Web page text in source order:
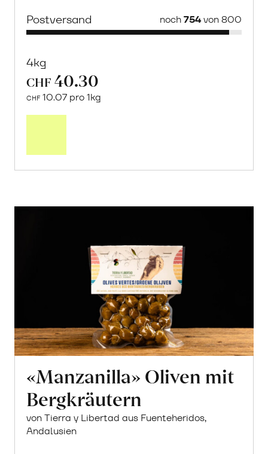
Postversand noch754von 800
4kg
CHF 40.30
CHF 10.07 pro 1kg
Post
«Manzanilla» Oliven mit
Bergkräutern
von Tierra y Libertad aus Fuenteheridos,
Andalusien